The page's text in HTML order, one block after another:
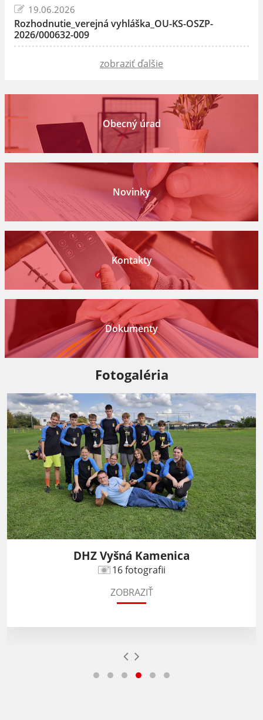
19.06.2026
Rozhodnutie_verejná vyhláška_OU-KS-OSZP-
2026/000632-009
zobraziť ďalšie
Obecný úrad
Novinky
Kontakty
Dokumenty
Fotogaléria
DHZ Vyšná Kamenica
16 fotografii
ZOBRAZIŤ